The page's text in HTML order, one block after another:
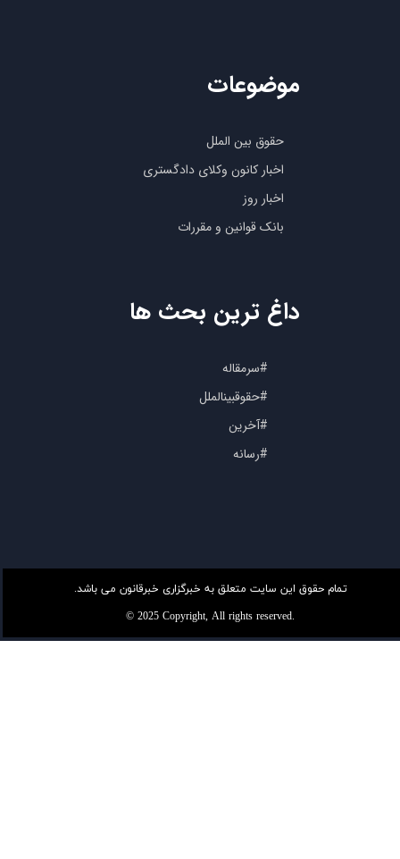
حقوق بین الملل
اخبار کانون وکلای دادگستری
اخبار روز
بانک قوانین و مقررات
موضوعات
#سرمقاله
#حقوقبینالملل
#آخرین
#رسانه
داغ ترین بحث ها
تمام حقوق این سایت متعلق به خبرگزاری خبرقانون می باشد.
© 2025 Copyright, All rights reserved.